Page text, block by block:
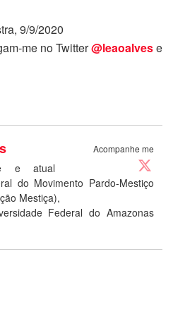
9/9/2020
me no Twitter@leaoalvese
Acompanhe me
e atual
do Movimento Pardo-Mestiço
Mestiça),
Federal do Amazonas